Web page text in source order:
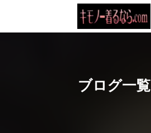
ン
ー
ブログ一覧